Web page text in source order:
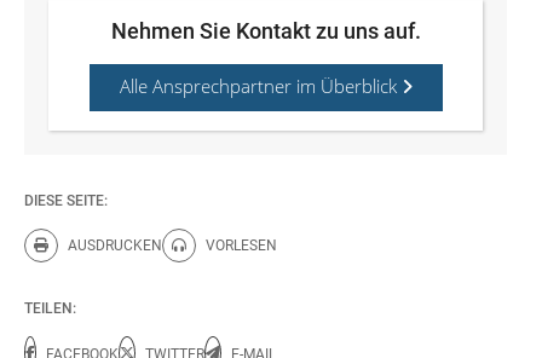
Nehmen Sie Kontakt zu uns auf.
Alle Ansprechpartner im Überblick
DIESE SEITE:
AUSDRUCKEN
Diese Seite drucken.
VORLESEN
Diese Seite vorlesen.
TEILEN:
FACEBOOK TWITTER E-MAIL